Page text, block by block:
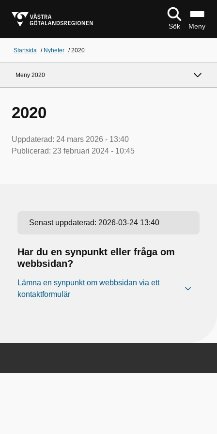
Sök Meny
Startsida / Nyheter /2020
Meny 2020
2020
Uppdaterad: 24 mars 2026 - 13:40
Publicerad: 23 februari 2024 - 10:45
Senast uppdaterad: 2026-03-24 13:40
Har du en synpunkt eller fråga om
webbsidan?
Lämna en synpunkt om webbsidan via ett
kontaktformulär